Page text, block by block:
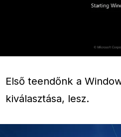
Első teendőnk a
kiválasztása, lesz.